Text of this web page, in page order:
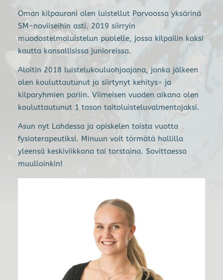
Oman kilpaurani olen luistellut Porvoossa yksärinä
SM-noviiseihin asti. 2019 siirryin
muodostelmaluistelun puolelle, jossa kilpailin kaksi
kautta kansallisissa junioreissa.
Aloitin 2018 luistelukouluohjaajana, jonka jälkeen
olen kouluttautunut ja siirtynyt kehitys- ja
kilparyhmien pariin. Viimeisen vuoden aikana olen
kouluttautunut 1 tason taitoluisteluvalmentajaksi.
Asun nyt Lahdessa ja opiskelen toista vuotta
fysioterapeutiksi. Minuun voit törmätä hallilla
yleensä keskiviikkona tai torstaina. Sovittaessa
muulloinkin!